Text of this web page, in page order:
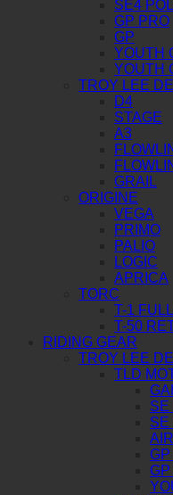
SE4
GP PRO
GP
YOUTH
YOUTH
TROY LEE
D4
STAGE
A3
GRAIL
ORIGINE
VEGA
PRIMO
PALIO
LOGIC
APRICA
TORC
T-1
T-50
RIDING GEAR
TROY LEE
TLD
SE
SE
GP
GP